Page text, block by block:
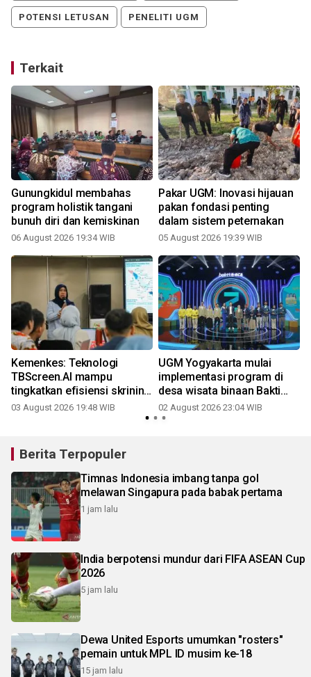
POTENSI LETUSAN PENELITI UGM
Terkait
Gunungkidul membahas
program holistik tangani
bunuh diri dan kemiskinan
06 August 2026 19:34 WIB
Pakar UGM: Inovasi hijauan
pakan fondasi penting
dalam sistem peternakan
05 August 2026 19:39 WIB
Kemenkes: Teknologi
TBScreen.AI mampu
tingkatkan efisiensi skrining
TB
03 August 2026 19:48 WIB
UGM Yogyakarta mulai
implementasi program di
desa wisata binaan Bakti
BCA
02 August 2026 23:04 WIB
Berita Terpopuler
Timnas Indonesia imbang tanpa gol
melawan Singapura pada babak pertama
1 jam lalu
India berpotensi mundur dari FIFA ASEAN Cup
2026
5 jam lalu
Dewa United Esports umumkan "rosters"
pemain untuk MPL ID musim ke-18
15 jam lalu